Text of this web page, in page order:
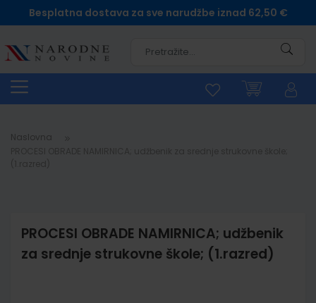
Besplatna dostava za sve narudžbe iznad 62,50 €
Naslovna
PROCESI OBRADE NAMIRNICA; udžbenik
za srednje strukovne škole; (1.razred)